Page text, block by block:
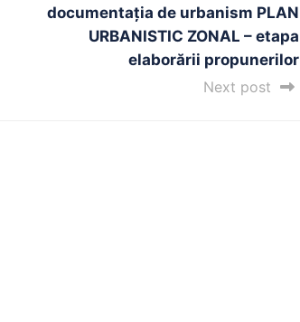
documentația de urbanism PLAN
URBANISTIC ZONAL – etapa
elaborării propunerilor
Next post